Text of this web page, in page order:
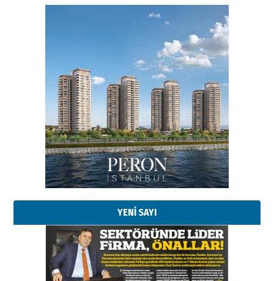
YENİ SAYI
Esat BİNDESEN
Başkan Sekmen’den Erzurum’a
bir vizyon proje daha!
02 Ağustos 2026 Pazar
Kadir SABUNCUOĞLU
Erzurumspor’un köşe taşları
29 Haziran 2026 Pazartesi
Kenan GÜLERCİ
Murat Şahsuvaroğlu ERKON’da
çıtayı yukarı taşırken,
yönetimdekiler aşağı
çekmemeli!
17 Şubat 2026 SalıOrhan BOZKURT